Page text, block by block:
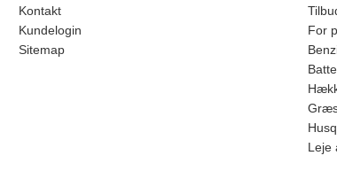
Kontakt
Kundelogin
Sitemap
For
Leje